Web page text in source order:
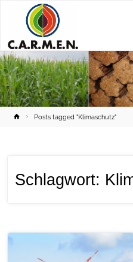
HomePosts tagged "Klimaschutz"
Schlagwort: